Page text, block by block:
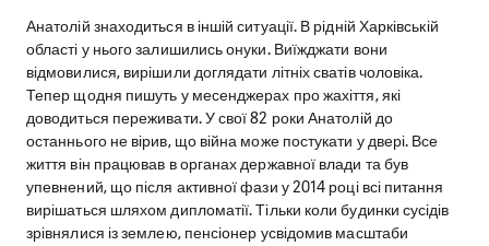
Анатолій знаходиться в іншій ситуації. В рідній Харківській
області у нього залишились онуки. Виїжджати вони
відмовилися, вирішили доглядати літніх сватів чоловіка.
Тепер щодня пишуть у месенджерах про жахіття, які
доводиться переживати. У свої 82 роки Анатолій до
останнього не вірив, що війна може постукати у двері. Все
життя він працював в органах державної влади та був
упевнений, що після активної фази у 2014 році всі питання
вирішаться шляхом дипломатії. Тільки коли будинки сусідів
зрівнялися із землею, пенсіонер усвідомив масштаби